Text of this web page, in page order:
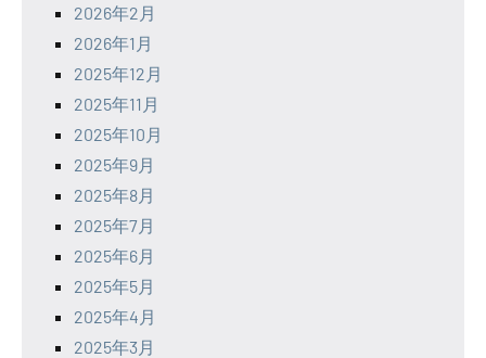
2026年2月
2026年1月
2025年12月
2025年11月
2025年10月
2025年9月
2025年8月
2025年7月
2025年6月
2025年5月
2025年4月
2025年3月